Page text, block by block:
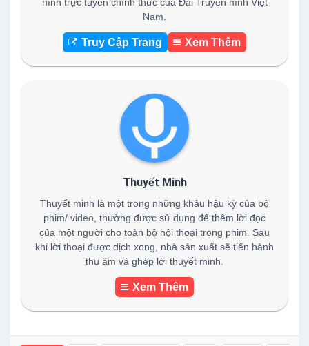
Nam.
Truy Cập Trang Xem Thêm
Thuyết Minh
Thuyết minh là một trong những khâu hậu kỳ của bộ
phim/ video, thường được sử dụng để thêm lời đọc
của một người cho toàn bộ hội thoại trong phim. Sau
khi lời thoại được dịch xong, nhà sản xuất sẽ tiến hành
thu âm và ghép lời thuyết minh.
Xem Thêm